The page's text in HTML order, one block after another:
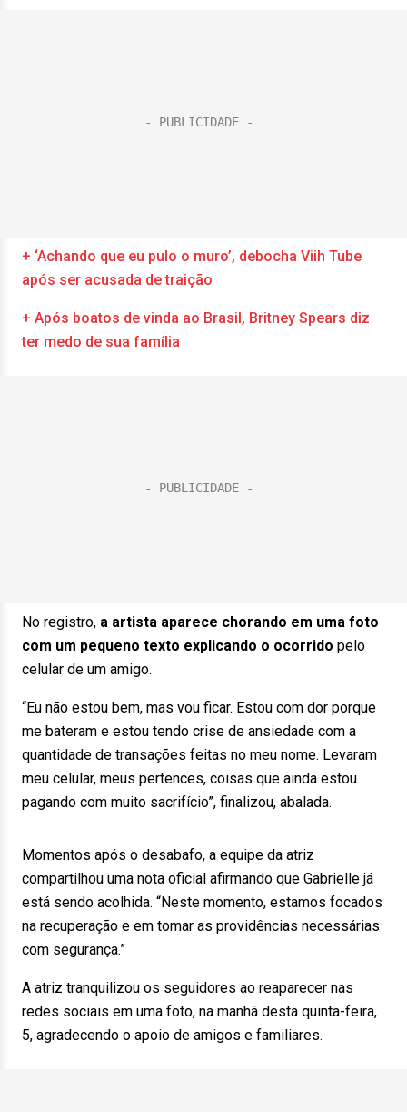
+ ‘Achando que eu pulo o muro’, debocha Viih Tube
após ser acusada de traição
+ Após boatos de vinda ao Brasil, Britney Spears diz
ter medo de sua família
No registro, a artista aparece chorando em uma foto
com um pequeno texto explicando o ocorrido pelo
celular de um amigo.
“Eu não estou bem, mas vou ficar. Estou com dor porque
me bateram e estou tendo crise de ansiedade com a
quantidade de transações feitas no meu nome. Levaram
meu celular, meus pertences, coisas que ainda estou
pagando com muito sacrifício”, finalizou, abalada.
Momentos após o desabafo, a equipe da atriz
compartilhou uma nota oficial afirmando que Gabrielle já
está sendo acolhida. “Neste momento, estamos focados
na recuperação e em tomar as providências necessárias
com segurança.”
A atriz tranquilizou os seguidores ao reaparecer nas
redes sociais em uma foto, na manhã desta quinta-feira,
5, agradecendo o apoio de amigos e familiares.